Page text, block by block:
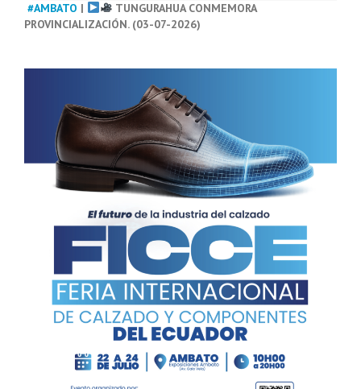
#AMBATO |
TUNGURAHUA CONMEMORA
PROVINCIALIZACIÓN. (03-07-2026)